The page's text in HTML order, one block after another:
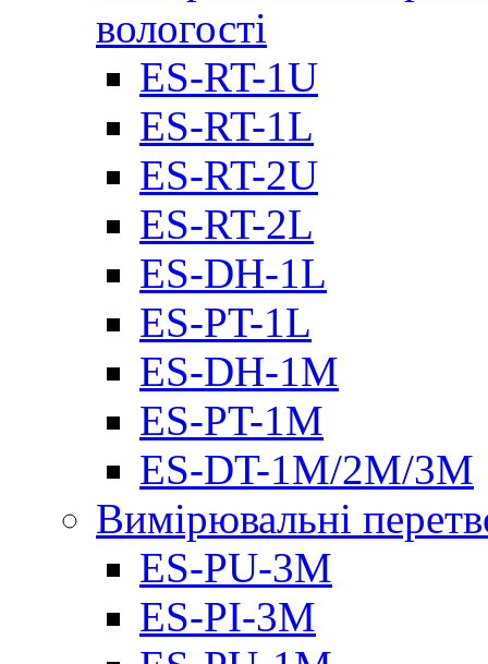
вологості
ES-RT-1U
ES-RT-1L
ES-RT-2U
ES-RT-2L
ES-DH-1L
ES-PT-1L
ES-DH-1M
ES-PT-1M
ES-DT-1M/2M/3M
Вимірювальні
ES-PU-3M
ES-PI-3M